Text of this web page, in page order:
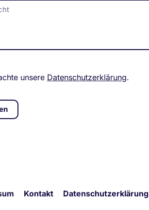
unsere Datenschutzerklärung.
Kontakt Datenschutzerklärung